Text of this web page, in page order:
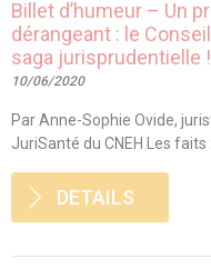
Billet d’humeur – Un
dérangeant : le
saga jurisprudentielle
10/06/2020
Par Anne-Sophie Ovide,
JuriSanté du CNEH Les faits :
DETAILS